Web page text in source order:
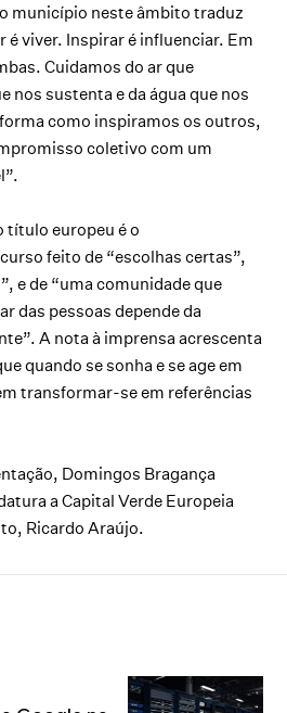
município neste âmbito traduz
é viver. Inspirar é influenciar. Em
Cuidamos do ar que
nos sustenta e da água que nos
como inspiramos os outros,
coletivo com um
título europeu é o
feito de “escolhas certas”,
e de “uma comunidade que
das pessoas depende da
A nota à imprensa acrescenta
quando se sonha e se age em
transformar-se em referências
Domingos Bragança
a Capital Verde Europeia
Ricardo Araújo.